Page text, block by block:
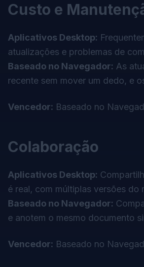
Custo e
Aplicativos Desktop:
atualizações e problemas de
Baseado no Navegador: As
recente sem mover um dedo, e
Vencedor: Baseado no
Colaboração
Aplicativos Desktop:
é real, com múltiplas versões do
Baseado no Navegador:
e anotem o mesmo documento
Vencedor: Baseado no